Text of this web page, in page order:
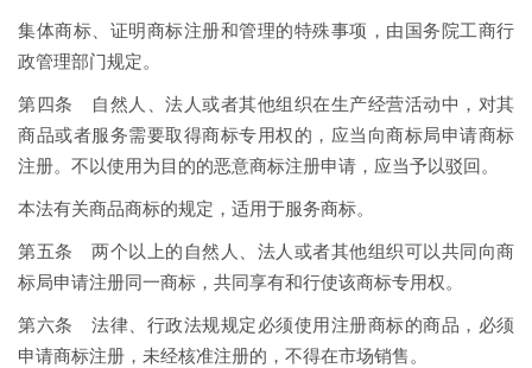
集体商标、证明商标注册和管理的特殊事项，由国务院工商行
政管理部门规定。
第四条 自然人、法人或者其他组织在生产经营活动中，对其
商品或者服务需要取得商标专用权的，应当向商标局申请商标
注册。不以使用为目的的恶意商标注册申请，应当予以驳回。
本法有关商品商标的规定，适用于服务商标。
第五条 两个以上的自然人、法人或者其他组织可以共同向商
标局申请注册同一商标，共同享有和行使该商标专用权。
第六条 法律、行政法规规定必须使用注册商标的商品，必须
申请商标注册，未经核准注册的，不得在市场销售。